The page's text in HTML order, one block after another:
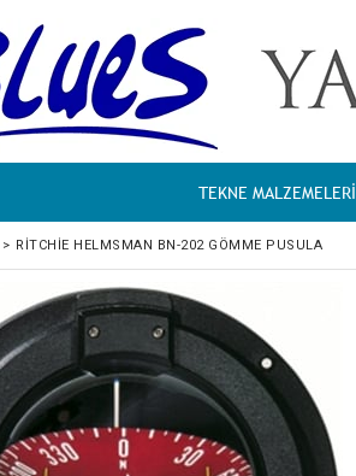
TEKNE MALZEMELERİ
> RITCHIE HELMSMAN BN-202 GÖMME PUSULA